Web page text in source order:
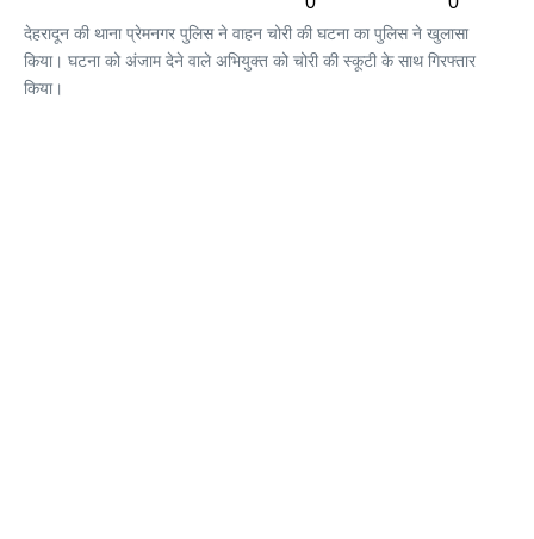
देहरादून की थाना प्रेमनगर पुलिस ने वाहन चोरी की घटना का पुलिस ने खुलासा
किया। घटना को अंजाम देने वाले अभियुक्त को चोरी की स्कूटी के साथ गिरफ्तार
किया।